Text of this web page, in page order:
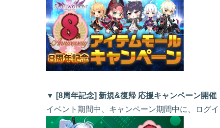
▼ [8周年記念] 新規&復帰 応援キャンペーン開催
イベント期間中、キャンペーン期間中に、ログ